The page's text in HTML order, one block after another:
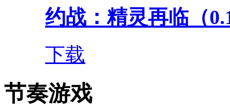
约战：精灵再临（
下载
节奏游戏